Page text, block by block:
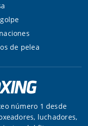
de pelea
número 1 desde
luchadores,